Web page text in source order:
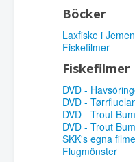
Böcker
Laxfiske i Jemen
Fiskefilmer
Fiskefilmer
DVD -
DVD -
DVD - Trout
DVD - Trout
SKK's egna
Flugmönster